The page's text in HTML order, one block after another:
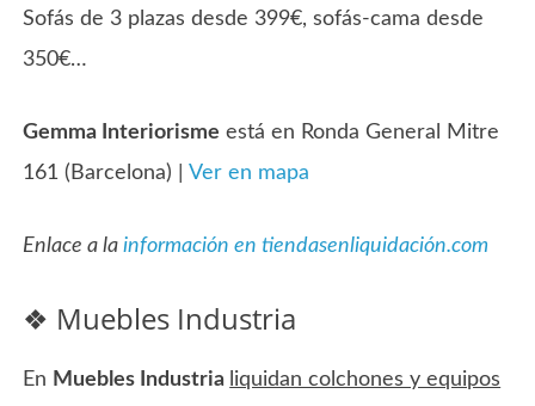
Sofás de 3 plazas desde 399€, sofás-cama desde
350€…
Gemma Interiorisme está en Ronda General Mitre
161 (Barcelona) |Ver en mapa
Enlace a lainformación en tiendasenliquidación.com
❖ Muebles Industria
En Muebles Industria liquidan colchones y equipos